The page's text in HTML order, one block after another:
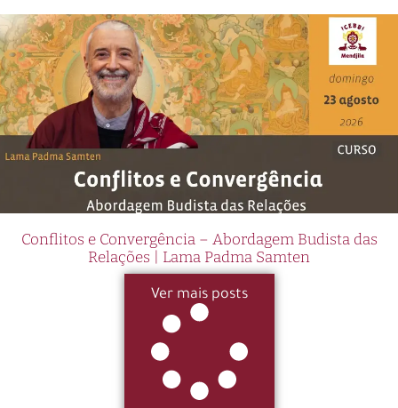
Conflitos e Convergência – Abordagem Budista das
Relações | Lama Padma Samten
Ver mais posts